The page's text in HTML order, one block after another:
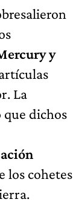
y
La
dichos
los cohetes